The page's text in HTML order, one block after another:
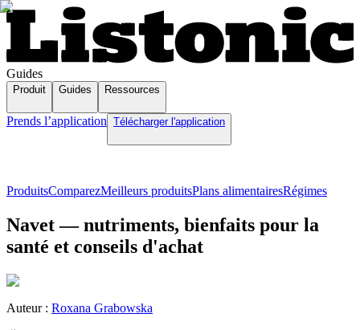
Guides
Produit Guides Ressources
Prends l’application Télécharger l'application
ProduitsComparezMeilleurs produitsPlans alimentairesRégimes
Navet — nutriments, bienfaits pour la
santé et conseils d'achat
Auteur : Roxana Grabowska